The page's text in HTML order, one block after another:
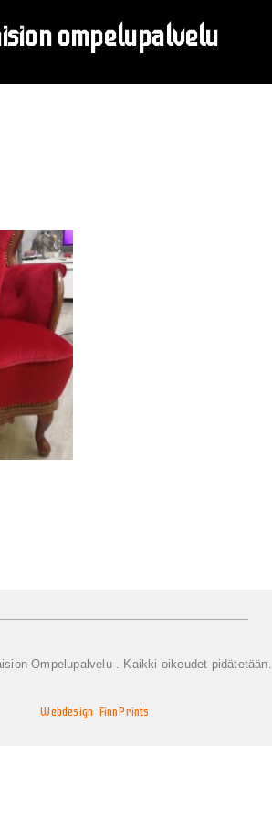
ision ompelupalvelu
Ompelupalvelu . Kaikki oikeudet pidätetään.
Webdesign FinnPrints